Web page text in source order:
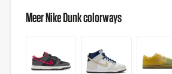
Meer Nike Dunk colorways